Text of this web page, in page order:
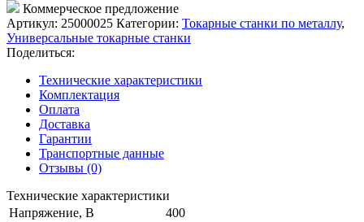
Коммерческое предложение
Артикул: 25000025 Категории: Токарные станки по металлу,
Универсальные токарные станки
Поделиться:
Технические характеристики
Комплектация
Оплата
Доставка
Гарантии
Транспортные данные
Отзывы (0)
Технические характеристики
Напряжение, В
400